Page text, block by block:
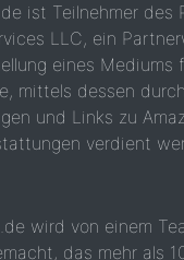
ist Teilnehmer des
LLC, ein
eines Mediums
mittels dessen
und Links zu
verdient
wird von einem
das mehr als